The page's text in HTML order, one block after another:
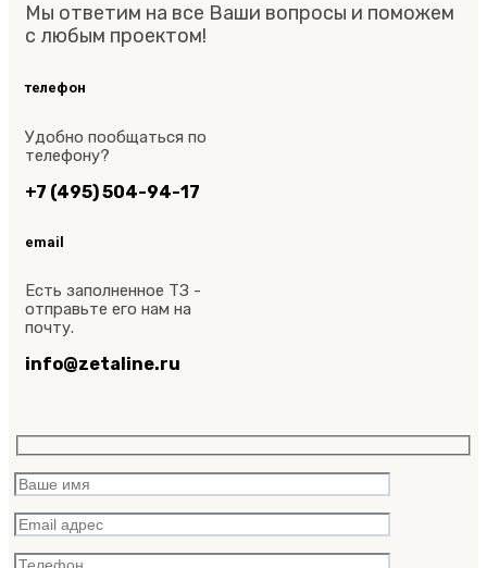
Мы ответим на все Ваши вопросы и поможем
с любым проектом!
телефон
Удобно пообщаться по
телефону?
+7 (495) 504-94-17
email
Есть заполненное ТЗ -
отправьте его нам на
почту.
info@zetaline.ru